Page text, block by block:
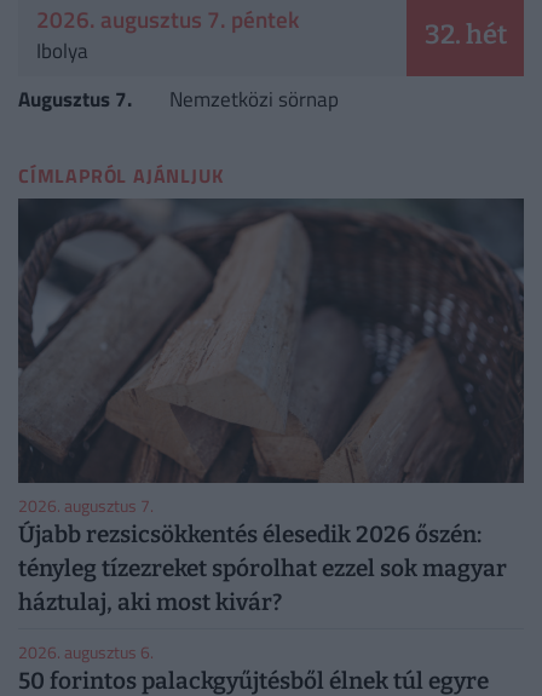
2026. augusztus 7. péntek
Ibolya 32. hét
Augusztus 7. Nemzetközi sörnap
CÍMLAPRÓL AJÁNLJUK
2026. augusztus 7.
Újabb rezsicsökkentés élesedik 2026 őszén:
tényleg tízezreket spórolhat ezzel sok magyar
háztulaj, aki most kivár?
2026. augusztus 6.
50 forintos palackgyűjtésből élnek túl egyre